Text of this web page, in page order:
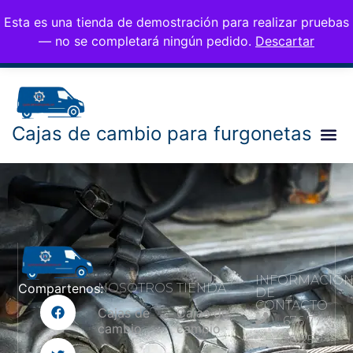
Esta es una tienda de demostración para realizar pruebas
— no se completará ningún pedido. Descartar
676 77 35 25
com
CAMBIOS PARA
FURGONETAS
Cajas de cambio para furgonetas
Compartenos:NOSOTROS
Cajas de
cambio
TIENDA
Cajas de
cambio
DE
CONTACTO
676 77
35 25